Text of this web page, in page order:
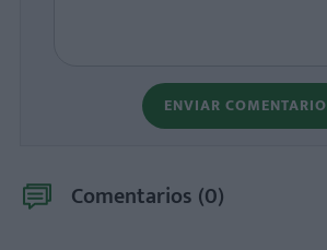
ENVIAR COMENTARIO
Comentarios (0)